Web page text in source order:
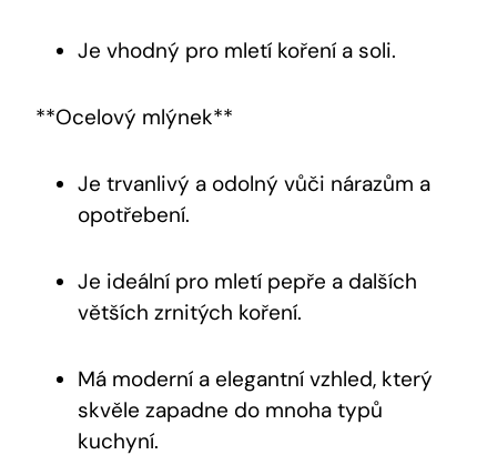
Je vhodný pro mletí koření a soli.
**Ocelový mlýnek**
Je trvanlivý a odolný vůči nárazům a
opotřebení.
Je ideální pro mletí pepře a dalších
větších zrnitých koření.
Má moderní a elegantní vzhled, který
skvěle zapadne do mnoha typů
kuchyní.